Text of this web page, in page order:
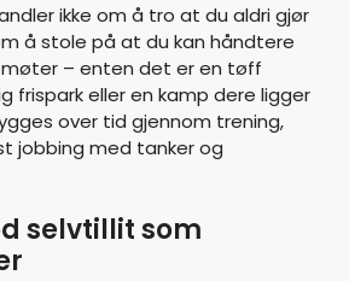
ikke om å tro at du aldri gjør
å stole på at du kan håndtere
– enten det er en tøff
frispark eller en kamp dere ligger
over tid gjennom trening,
jobbing med tanker og
selvtillit som